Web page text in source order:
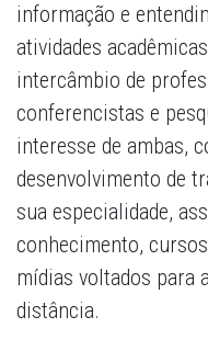
informação e
atividades
intercâmbio de
conferencistas e
interesse de ambas,
desenvolvimento de
sua especialidade,
conhecimento,
mídias voltados para
distância.